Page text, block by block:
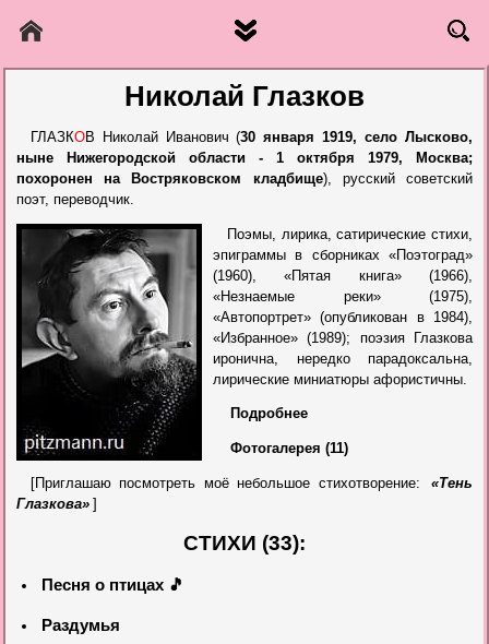
Николай Глазков
ГЛАЗКОВ Николай Иванович (30 января 1919, село Лысково,
ныне Нижегородской области - 1 октября 1979, Москва;
похоронен на Востряковском кладбище), русский советский
поэт, переводчик.
Поэмы, лирика, сатирические стихи,
эпиграммы в сборниках «Поэтоград»
(1960), «Пятая книга» (1966),
«Незнаемые реки» (1975),
«Автопортрет» (опубликован в 1984),
«Избранное» (1989); поэзия Глазкова
иронична, нередко парадоксальна,
лирические миниатюры афористичны.
Подробнее
Фотогалерея (11)
[Приглашаю посмотреть моё небольшое стихотворение:
«Тень
Глазкова» ]
СТИХИ (33):
Песня о птицах 🎵
Раздумья